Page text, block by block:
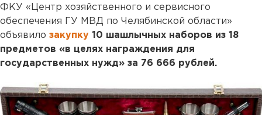
ФКУ «Центр хозяйственного и сервисного
обеспечения ГУ МВД по Челябинской области»
объявило закупку 10 шашлычных наборов из 18
предметов «в целях награждения для
государственных нужд» за 76 666 рублей.